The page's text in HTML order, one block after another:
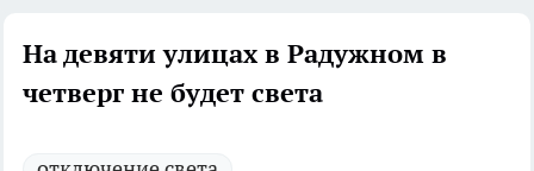
На девяти улицах в Радужном в
четверг не будет света